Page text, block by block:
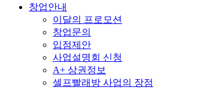
창업안내
이달의 프로모션
창업문의
입점제안
사업설명회 신청
A+ 상권정보
셀프빨래방 사업의 장점